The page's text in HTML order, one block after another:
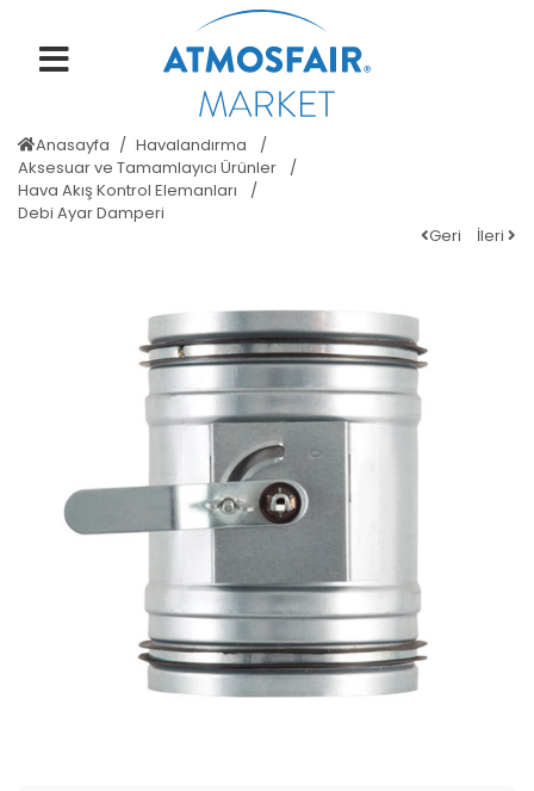
Anasayfa
Havalandırma
Aksesuar ve Tamamlayıcı Ürünler
Hava Akış Kontrol Elemanları
Debi Ayar Damperi
Geri
İleri